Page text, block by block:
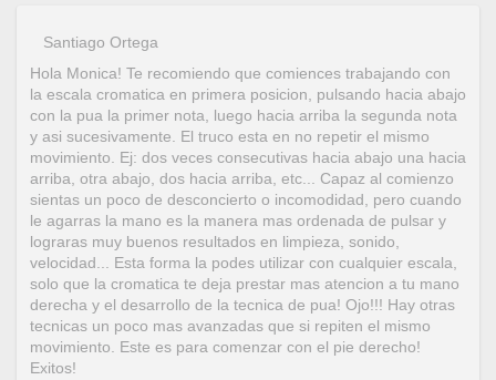
Santiago Ortega
Hola Monica! Te recomiendo que comiences trabajando con
la escala cromatica en primera posicion, pulsando hacia abajo
con la pua la primer nota, luego hacia arriba la segunda nota
y asi sucesivamente. El truco esta en no repetir el mismo
movimiento. Ej: dos veces consecutivas hacia abajo una hacia
arriba, otra abajo, dos hacia arriba, etc... Capaz al comienzo
sientas un poco de desconcierto o incomodidad, pero cuando
le agarras la mano es la manera mas ordenada de pulsar y
lograras muy buenos resultados en limpieza, sonido,
velocidad... Esta forma la podes utilizar con cualquier escala,
solo que la cromatica te deja prestar mas atencion a tu mano
derecha y el desarrollo de la tecnica de pua! Ojo!!! Hay otras
tecnicas un poco mas avanzadas que si repiten el mismo
movimiento. Este es para comenzar con el pie derecho!
Exitos!